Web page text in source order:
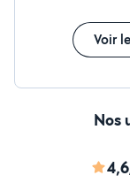
Voir
Nos